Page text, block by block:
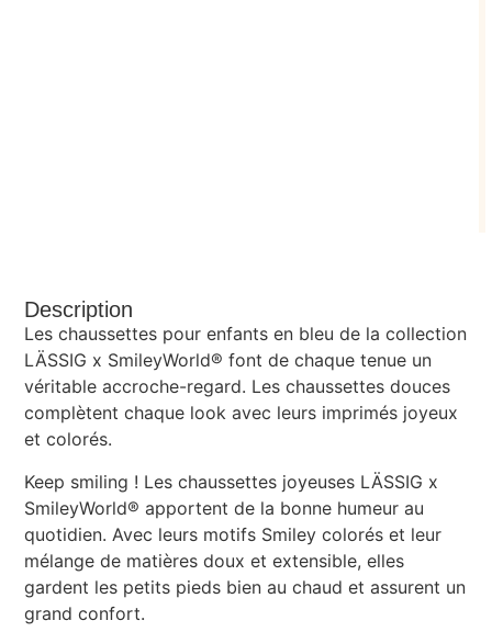
Description
Les chaussettes pour enfants en bleu de la collection
LÄSSIG x SmileyWorld® font de chaque tenue un
véritable accroche-regard. Les chaussettes douces
complètent chaque look avec leurs imprimés joyeux
et colorés.
Keep smiling ! Les chaussettes joyeuses LÄSSIG x
SmileyWorld® apportent de la bonne humeur au
quotidien. Avec leurs motifs Smiley colorés et leur
mélange de matières doux et extensible, elles
gardent les petits pieds bien au chaud et assurent un
grand confort.